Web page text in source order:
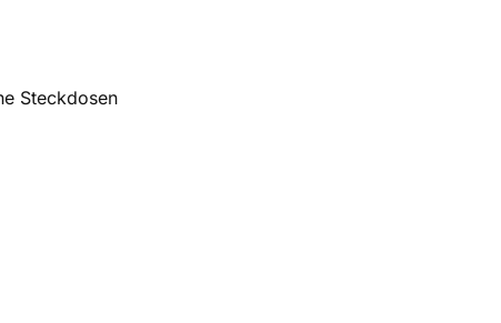
Steckdosen